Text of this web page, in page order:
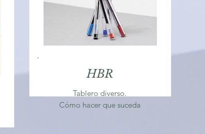
HBR
Tablero diverso.
Cómo hacer que suceda